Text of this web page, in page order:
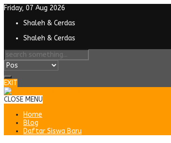
Friday, 07 Aug 2026
Shaleh & Cerdas
Shaleh & Cerdas
EXIT
CLOSE MENU
Home
Blog
Daftar Siswa Baru